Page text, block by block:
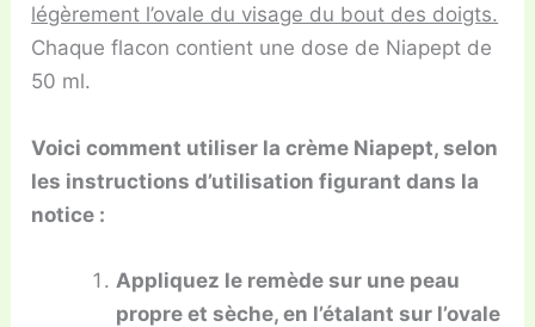
légèrement l’ovale du visage du bout des doigts.
Chaque flacon contient une dose de Niapept de
50 ml.
Voici comment utiliser la crème Niapept, selon
les instructions d’utilisation figurant dans la
notice :
Appliquez le remède sur une peau
propre et sèche, en l’étalant sur l’ovale